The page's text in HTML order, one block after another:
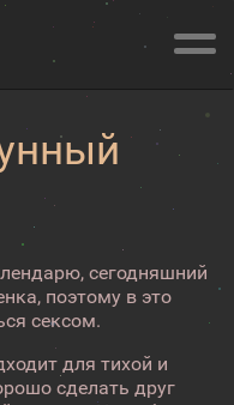
сегодняшний
поэтому в это
сексом.
для тихой и
сделать друг